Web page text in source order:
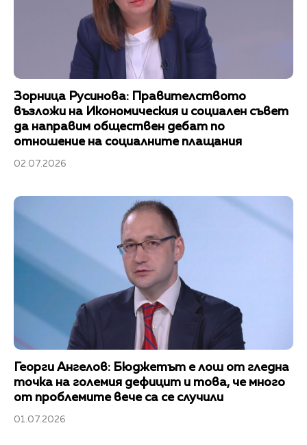
Зорница Русинова: Правителството
възложи на Икономическия и социален съвет
да направим обществен дебат по
отношение на социалните плащания
02.07.2026
Георги Ангелов: Бюджетът е лош от гледна
точка на големия дефицит и това, че много
от проблемите вече са се случили
01.07.2026